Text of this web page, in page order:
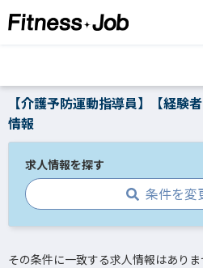
【介護予防運動指導員】【経験
情報
求人情報を探す
条件を変
その条件に一致する求人情報はありま